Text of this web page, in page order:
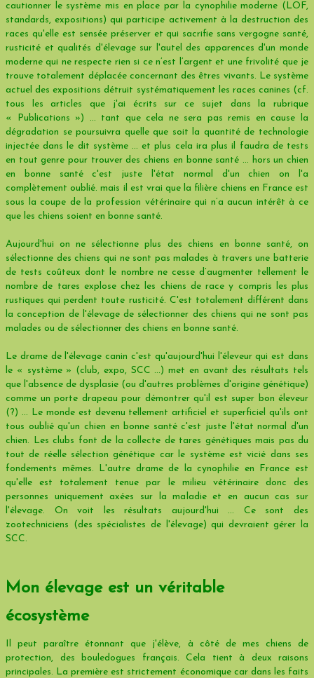
cautionner le système mis en place par la cynophilie moderne (LOF,
standards, expositions) qui participe activement à la destruction des
races qu'elle est sensée préserver et qui sacrifie sans vergogne santé,
rusticité et qualités d'élevage sur l'autel des apparences d'un monde
moderne qui ne respecte rien si ce n’est l’argent et une frivolité que je
trouve totalement déplacée concernant des êtres vivants. Le système
actuel des expositions détruit systématiquement les races canines (cf.
tous les articles que j'ai écrits sur ce sujet dans la rubrique
« Publications ») ... tant que cela ne sera pas remis en cause la
dégradation se poursuivra quelle que soit la quantité de technologie
injectée dans le dit système ... et plus cela ira plus il faudra de tests
en tout genre pour trouver des chiens en bonne santé ... hors un chien
en bonne santé c'est juste l'état normal d'un chien on l'a
complètement oublié. mais il est vrai que la filière chiens en France est
sous la coupe de la profession vétérinaire qui n’a aucun intérêt à ce
que les chiens soient en bonne santé.
Aujourd'hui on ne sélectionne plus des chiens en bonne santé, on
sélectionne des chiens qui ne sont pas malades à travers une batterie
de tests coûteux dont le nombre ne cesse d’augmenter tellement le
nombre de tares explose chez les chiens de race y compris les plus
rustiques qui perdent toute rusticité. C'est totalement différent dans
la conception de l'élevage de sélectionner des chiens qui ne sont pas
malades ou de sélectionner des chiens en bonne santé.
Le drame de l'élevage canin c'est qu'aujourd'hui l'éleveur qui est dans
le « système » (club, expo, SCC ...) met en avant des résultats tels
que l'absence de dysplasie (ou d'autres problèmes d'origine génétique)
comme un porte drapeau pour démontrer qu'il est super bon éleveur
(?) ... Le monde est devenu tellement artificiel et superficiel qu'ils ont
tous oublié qu'un chien en bonne santé c'est juste l'état normal d'un
chien. Les clubs font de la collecte de tares génétiques mais pas du
tout de réelle sélection génétique car le système est vicié dans ses
fondements mêmes. L'autre drame de la cynophilie en France est
qu'elle est totalement tenue par le milieu vétérinaire donc des
personnes uniquement axées sur la maladie et en aucun cas sur
l'élevage. On voit les résultats aujourd'hui … Ce sont des
zootechniciens (des spécialistes de l'élevage) qui devraient gérer la
SCC.
Mon élevage est un véritable
écosystème
Il peut paraître étonnant que j'élève, à côté de mes chiens de
protection, des bouledogues français. Cela tient à deux raisons
principales. La première est strictement économique car dans les faits